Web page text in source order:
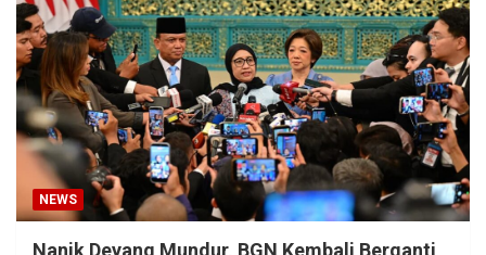
NEWS
Nanik Deyang Mundur, BGN Kembali Berganti